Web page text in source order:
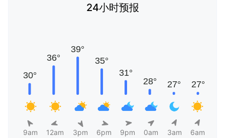
24小时预报
9am 12am 3pm 6pm 9pm 0am 3am 6am